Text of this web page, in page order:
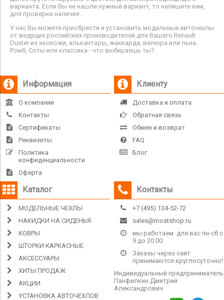
варианта. Если Вы не нашли нужный вариант, то напишите нам,
для проверки наличия.
У нас Вы можете приобрести и установить модельные авточехлы
от ведущих российских производителей для Вашего Renault
Duster из экокожи, алькантары, жаккарда, велюра или льна.
Ромб, Соты или классика - что выбираешь ты?
Информация
О компании
Контакты
Сертификаты
Реквизиты
Политика
конфиденциальности
Оферта
Клиенту
Доставка и оплата
Обратная связь
Обмен и возврат
FAQ
Блог
Каталог
МОДЕЛЬНЫЕ ЧЕХЛЫ
НАКИДКИ НА СИДЕНЬЯ
КОВРЫ
ШТОРКИ КАРКАСНЫЕ
АКСЕССУАРЫ
ХИТЫ ПРОДАЖ
АКЦИИ
УСТАНОВКА АВТОЧЕХЛОВ
Контакты
+7 (495) 134-52-72
sales@mostshop.ru
мы работаем для вас пн-сб с
9 до 20:00
Заказы через сайт
принимаются круглосуточно!
Индивидуальный предприниматель
Панфилкин Дмитрий
Александрович